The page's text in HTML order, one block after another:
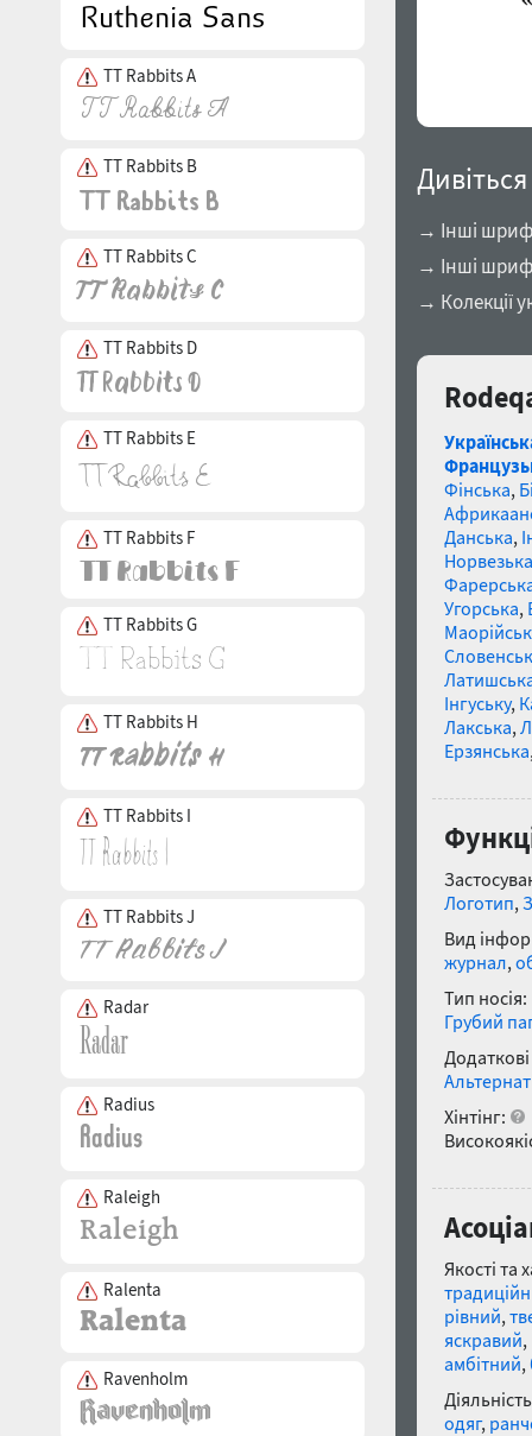
TT Rabbits A
TT Rabbits B
TT Rabbits C
TT Rabbits D
TT Rabbits E
TT Rabbits F
TT Rabbits G
TT Rabbits H
TT Rabbits I
TT Rabbits J
Radar
Radius
Raleigh
Ralenta
Ravenholm
→ Інші
→ Інші
→ Колекції
Фінська,
Данська,
Норвезька
Угорська,
Інгуську,
Лакська,
Ерзянська
Логотип,
Вид
журнал,
Тип носія:
Грубий
Хінтінг:
Якості та
рівний,
яскравий,
амбітний,
одяг,